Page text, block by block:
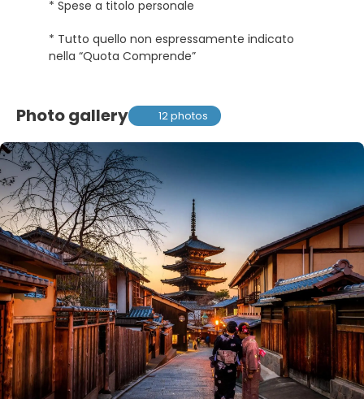
* Spese a titolo personale
* Tutto quello non espressamente indicato
nella “Quota Comprende”
Photo gallery 12 photos